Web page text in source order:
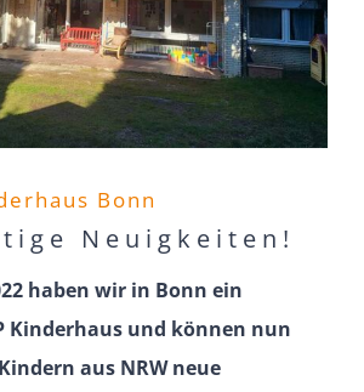
Bonn
Neuig­keiten!
haben wir in Bonn ein
Kinderhaus und können nun
aus NRW neue